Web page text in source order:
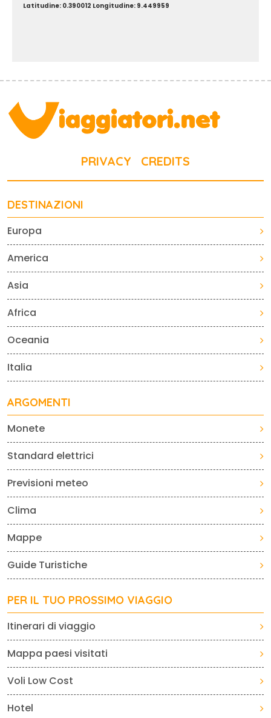
Latitudine: 0.390012 Longitudine: 9.449959
PRIVACY CREDITS
DESTINAZIONI
Europa
America
Asia
Africa
Oceania
Italia
ARGOMENTI
Monete
Standard elettrici
Previsioni meteo
Clima
Mappe
Guide Turistiche
PER IL TUO PROSSIMO VIAGGIO
Itinerari di viaggio
Mappa paesi visitati
Voli Low Cost
Hotel